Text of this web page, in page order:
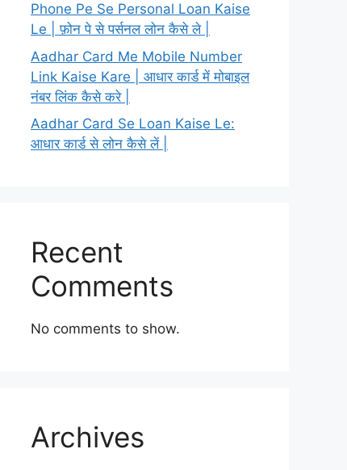
Phone Pe Se Personal Loan Kaise
Le | फ़ोन पे से पर्सनल लोन कैसे ले |
Aadhar Card Me Mobile Number
Link Kaise Kare | आधार कार्ड में मोबाइल
नंबर लिंक कैसे करे |
Aadhar Card Se Loan Kaise Le:
आधार कार्ड से लोन कैसे लें |
Recent
Comments
No comments to show.
Archives